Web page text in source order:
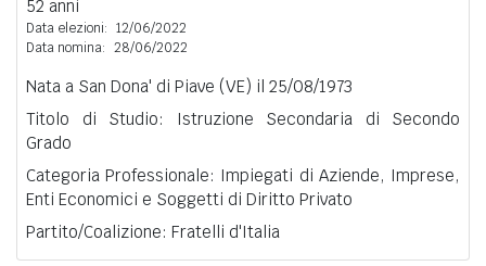
52 anni
Data elezioni: 12/06/2022
Data nomina: 28/06/2022
Nata a San Dona' di Piave (VE) il 25/08/1973
Titolo di Studio: Istruzione Secondaria di Secondo
Grado
Categoria Professionale: Impiegati di Aziende, Imprese,
Enti Economici e Soggetti di Diritto Privato
Partito/Coalizione: Fratelli d'Italia